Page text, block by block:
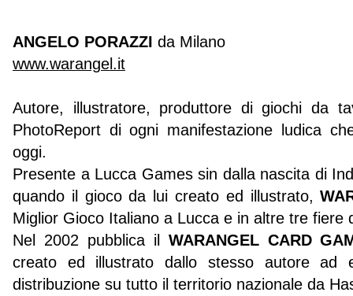
ANGELO PORAZZI da Milano
www.warangel.it
Autore, illustratore, produttore di giochi da
PhotoReport di ogni manifestazione ludica
oggi.
Presente a Lucca Games sin dalla nascita di
quando il gioco da lui creato ed illustrato,
Miglior Gioco Italiano a Lucca e in altre tre fiere
Nel 2002 pubblica il WARANGEL CARD
creato ed illustrato dallo stesso autore ad
distribuzione su tutto il territorio nazionale da